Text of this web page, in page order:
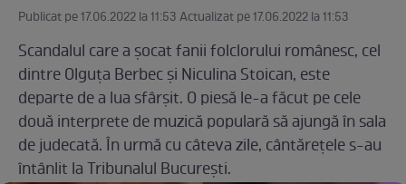
Publicat pe 17.06.2022 la 11:53 Actualizat pe 17.06.2022 la 11:53
Scandalul care a șocat fanii folclorului românesc, cel
dintre Olguța Berbec și Niculina Stoican, este
departe de a lua sfârșit. O piesă le-a făcut pe cele
două interprete de muzică populară să ajungă în sala
de judecată. În urmă cu câteva zile, cântărețele s-au
întânlit la Tribunalul București.